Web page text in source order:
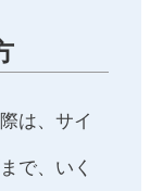
は、サイ
で、いく